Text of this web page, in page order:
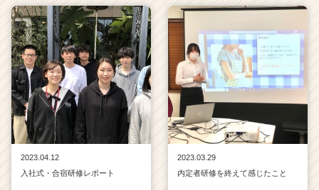
2023.04.12
入社式・合宿研修レポート
2023.03.29
内定者研修を終えて感じたこと